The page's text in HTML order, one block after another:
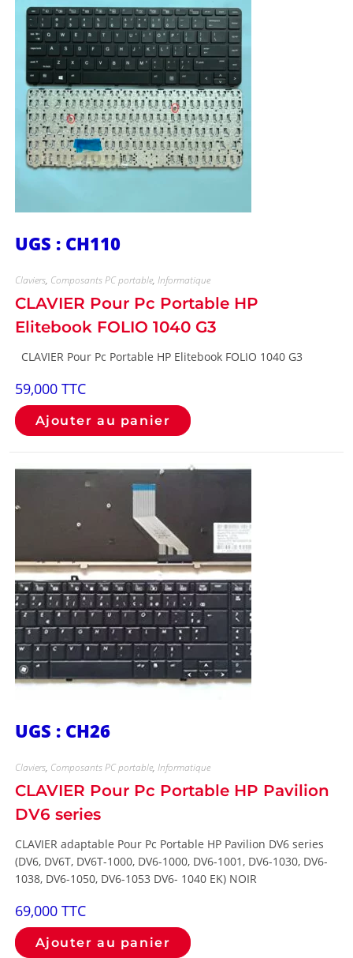
UGS : CH110
Claviers, Composants PC portable, Informatique
CLAVIER Pour Pc Portable HP
Elitebook FOLIO 1040 G3
CLAVIER Pour Pc Portable HP Elitebook FOLIO 1040 G3
59,000 TTC
Ajouter au panier
UGS : CH26
Claviers, Composants PC portable, Informatique
CLAVIER Pour Pc Portable HP Pavilion
DV6 series
CLAVIER adaptable Pour Pc Portable HP Pavilion DV6 series
(DV6, DV6T, DV6T-1000, DV6-1000, DV6-1001, DV6-1030, DV6-
1038, DV6-1050, DV6-1053 DV6- 1040 EK) NOIR
69,000 TTC
Ajouter au panier